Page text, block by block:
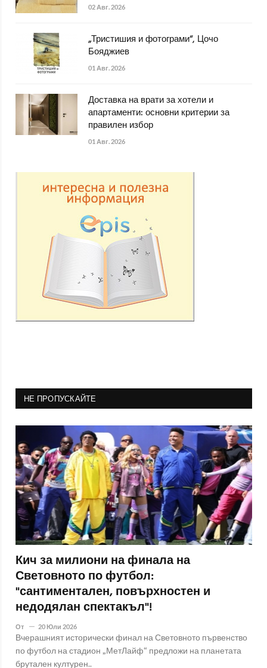
02 Авг. 2026
„Тристишия и фотограми“, Цочо
Бояджиев
01 Авг. 2026
Доставка на врати за хотели и
апартаменти: основни критерии за
правилен избор
01 Авг. 2026
НЕ ПРОПУСКАЙТЕ
Кич за милиони на финала на
Световното по футбол:
"сантиментален, повърхностен и
недодялан спектакъл"!
От 20 Юли 2026
Вчерашният исторически финал на Световното първенство
по футбол на стадион „МетЛайф“ предложи на планетата
брутален културен..